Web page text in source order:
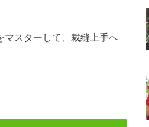
マスターして、裁縫上手へ